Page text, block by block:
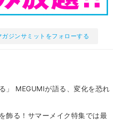
ガジンサミットをフォローする
」 MEGUMIが語る、変化を恐れ
飾る！サマーメイク特集では最